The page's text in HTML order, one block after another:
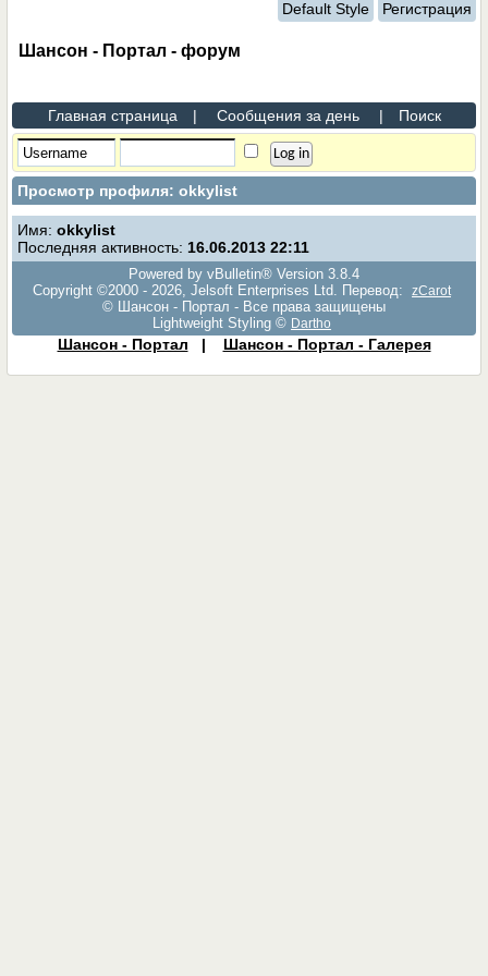
Default Style Регистрация
Шансон - Портал - форум
Главная страница | Сообщения за день | Поиск
Просмотр профиля: okkylist
Имя:okkylist
Последняя активность: 16.06.201322:11
Powered by vBulletin® Version 3.8.4
Copyright ©2000 - 2026, Jelsoft Enterprises Ltd. Перевод:
zCarot
© Шансон - Портал - Все права защищены
Lightweight Styling © Dartho
Шансон - Портал | Шансон - Портал - Галерея